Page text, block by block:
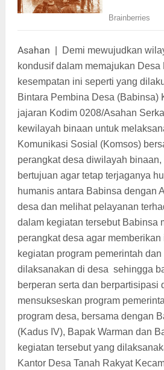
Asahan
Demi mewujudkan
kondusif dalam memajukan Desa
kesempatan ini seperti yang
Bintara Pembina Desa (Babinsa)
jajaran Kodim 0208/Asahan
kewilayah binaan untuk
Komunikasi Sosial (Komsos)
perangkat desa diwilayah
bertujuan agar tetap terjaganya
humanis antara Babinsa dengan
desa dan melihat pelayanan
dalam kegiatan tersebut Babinsa
perangkat desa agar memberikan
kegiatan program pemerintah
dilaksanakan di desa sehingga
berperan serta dan berpartisipasi
mensukseskan program
program desa, bersama dengan
(Kadus IV), Bapak Warman dan
kegiatan tersebut yang
Kantor Desa Tanah Rakyat